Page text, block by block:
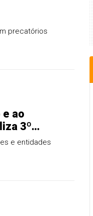
precatórios
ao
3º
e entidades